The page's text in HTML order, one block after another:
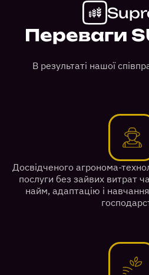
Переваги
В результаті нашої
Досвідченого агронома-
послуги без зайвих витрат
найм, адаптацію і